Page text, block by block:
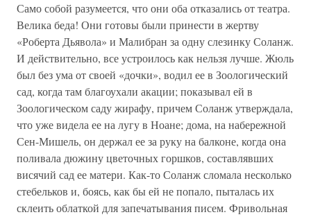
Само собой разумеется, что они оба отказались от театра.
Велика беда! Они готовы были принести в жертву
«Роберта Дьявола» и Малибран за одну слезинку Соланж.
И действительно, все устроилось как нельзя лучше. Жюль
был без ума от своей «дочки», водил ее в Зоологический
сад, когда там благоухали акации; показывал ей в
Зоологическом саду жирафу, причем Соланж утверждала,
что уже видела ее на лугу в Ноане; дома, на набережной
Сен-Мишель, он держал ее за руку на балконе, когда она
поливала дюжину цветочных горшков, составлявших
висячий сад ее матери. Как-то Соланж сломала несколько
стебельков и, боясь, как бы ей не попало, пыталась их
склеить облаткой для запечатывания писем. Фривольная